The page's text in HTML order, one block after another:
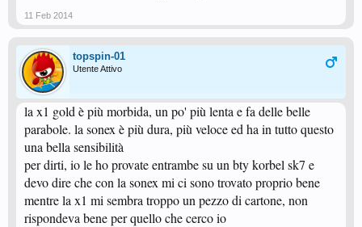
11 Feb 2014
topspin-01
Utente Attivo
la x1 gold è più morbida, un po' più lenta e fa delle belle
parabole. la sonex è più dura, più veloce ed ha in tutto questo
una bella sensibilità
per dirti, io le ho provate entrambe su un bty korbel sk7 e
devo dire che con la sonex mi ci sono trovato proprio bene
mentre la x1 mi sembra troppo un pezzo di cartone, non
rispondeva bene per quello che cerco io